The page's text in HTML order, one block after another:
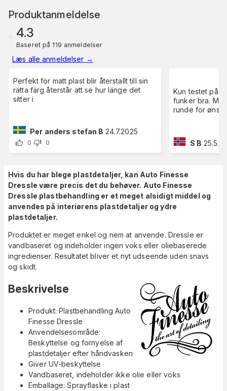
Produktanmeldelse
4.3
Baseret på 119 anmeldelser
Læs alle anmeldelser →
Perfekt för matt plast blir återställt till sin
rätta färg återstår att se hur länge det
sitter i
Per anders stefan B 24.7.2025
0 0
Kun testet på
funker bra.
runde for
S B
Hvis du har blege plastdetaljer, kan Auto Finesse
Dressle være precis det du behøver. Auto Finesse
Dressle plastbehandling er et meget alsidigt middel og
anvendes på interiørens plastdetaljer og ydre
plastdetaljer.
Produktet er meget enkel og nem at anvende. Dressle er
vandbaseret og indeholder ingen voks eller oliebaserede
ingredienser. Resultatet bliver et nyt udseende uden snavs
og skidt.
Beskrivelse
Produkt: Plastbehandling Auto
Finesse Dressle
Anvendelsesområde:
Beskyttelse og fornyelse af
plastdetaljer efter håndvasken
Giver UV-beskyttelse
Vandbaseret, indeholder ikke olie eller voks
Emballage: Sprayflaske i plast